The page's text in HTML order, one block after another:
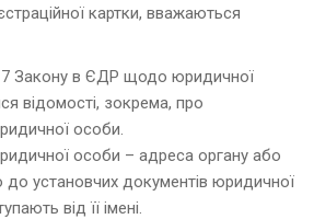
картки, вважаються
Закону в ЄДР щодо юридичної
відомості, зокрема, про
особи.
особи – адреса органу або
до установчих документів юридичної
від її імені.